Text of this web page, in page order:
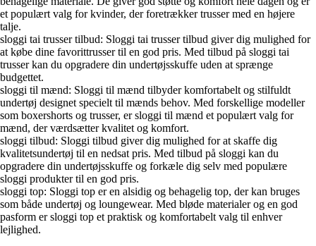
et populært valg for kvinder, der foretrækker trusser med en højere
talje.
sloggi tai trusser tilbud: Sloggi tai trusser tilbud giver dig mulighed for
at købe dine favorittrusser til en god pris. Med tilbud på sloggi tai
trusser kan du opgradere din undertøjsskuffe uden at sprænge
budgettet.
sloggi til mænd: Sloggi til mænd tilbyder komfortabelt og stilfuldt
undertøj designet specielt til mænds behov. Med forskellige modeller
som boxershorts og trusser, er sloggi til mænd et populært valg for
mænd, der værdsætter kvalitet og komfort.
sloggi tilbud: Sloggi tilbud giver dig mulighed for at skaffe dig
kvalitetsundertøj til en nedsat pris. Med tilbud på sloggi kan du
opgradere din undertøjsskuffe og forkæle dig selv med populære
sloggi produkter til en god pris.
sloggi top: Sloggi top er en alsidig og behagelig top, der kan bruges
som både undertøj og loungewear. Med bløde materialer og en god
pasform er sloggi top et praktisk og komfortabelt valg til enhver
lejlighed.